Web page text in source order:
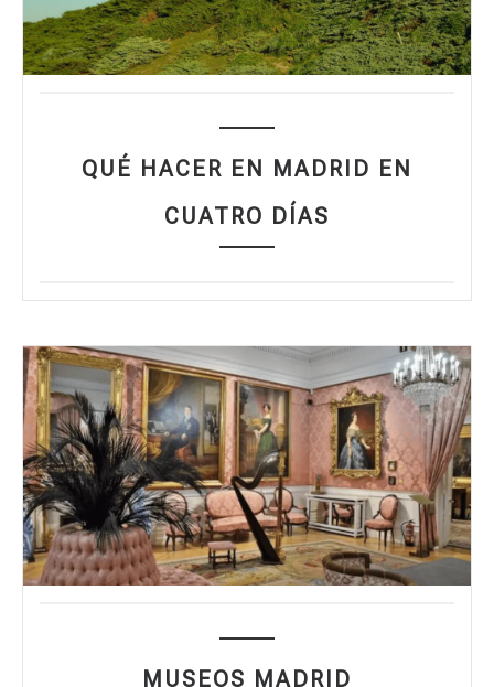
QUÉ HACER EN MADRID EN
CUATRO DÍAS
MUSEOS MADRID